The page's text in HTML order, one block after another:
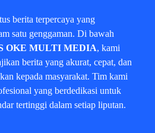
berita terpercaya yang
satu genggaman. Di bawah
OKE MULTI MEDIA, kami
berita yang akurat, cepat, dan
kepada masyarakat. Tim kami
yang berdedikasi untuk
tertinggi dalam setiap liputan.